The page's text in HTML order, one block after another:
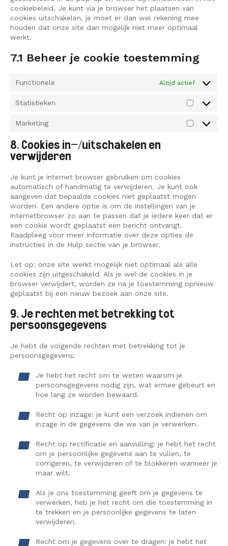
cookiebeleid. Je kunt via je browser het plaatsen van
cookies uitschakelen, je moet er dan wel rekening mee
houden dat onze site dan mogelijk niet meer optimaal
werkt.
7.1 Beheer je cookie toestemming
Functionele Altijd actief
Statistieken
Marketing
8. Cookies in-/uitschakelen en
verwijderen
Je kunt je internet browser gebruiken om cookies
automatisch of handmatig te verwijderen. Je kunt ook
aangeven dat bepaalde cookies niet geplaatst mogen
worden. Een andere optie is om de instellingen van je
internetbrowser zo aan te passen dat je iedere keer dat er
een cookie wordt geplaatst een bericht ontvangt.
Raadpleeg voor meer informatie over deze opties de
instructies in de Hulp sectie van je browser.
Let op: onze site werkt mogelijk niet optimaal als alle
cookies zijn uitgeschakeld. Als je wel de cookies in je
browser verwijdert, worden ze na je toestemming opnieuw
geplaatst bij een nieuw bezoek aan onze site.
9. Je rechten met betrekking tot
persoonsgegevens
Je hebt de volgende rechten met betrekking tot je
persoonsgegevens:
Je hebt het recht om te weten waarom je
persoonsgegevens nodig zijn, wat ermee gebeurt en
hoe lang ze worden bewaard.
Recht op inzage: je kunt een verzoek indienen om
inzage in de gegevens die we van je verwerken.
Recht op rectificatie en aanvulling: je hebt het recht
om je persoonlijke gegevens aan te vullen, te
corrigeren, te verwijderen of te blokkeren wanneer je
maar wilt.
Als je ons toestemming geeft om je gegevens te
verwerken, heb je het recht om die toestemming in
te trekken en je persoonlijke gegevens te laten
verwijderen.
Recht om je gegevens over te dragen: je hebt het